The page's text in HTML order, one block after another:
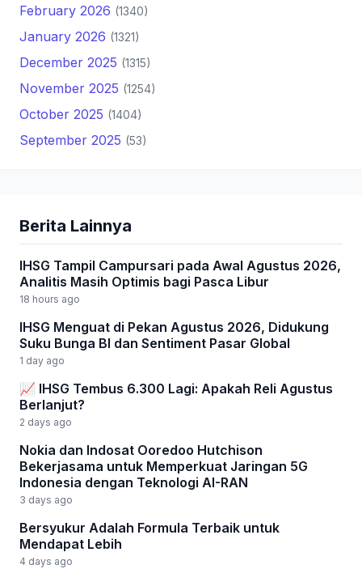
February 2026 (1340)
January 2026 (1321)
December 2025 (1315)
November 2025 (1254)
October 2025 (1404)
September 2025 (53)
Berita Lainnya
IHSG Tampil Campursari pada Awal Agustus 2026,
Analitis Masih Optimis bagi Pasca Libur
18 hours ago
IHSG Menguat di Pekan Agustus 2026, Didukung
Suku Bunga BI dan Sentiment Pasar Global
1 day ago
📈 IHSG Tembus 6.300 Lagi: Apakah Reli Agustus
Berlanjut?
2 days ago
Nokia dan Indosat Ooredoo Hutchison
Bekerjasama untuk Memperkuat Jaringan 5G
Indonesia dengan Teknologi AI-RAN
3 days ago
Bersyukur Adalah Formula Terbaik untuk
Mendapat Lebih
4 days ago